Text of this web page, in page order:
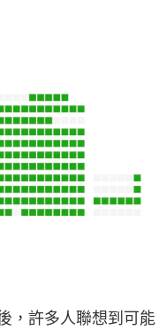
，許多人聯想到可能